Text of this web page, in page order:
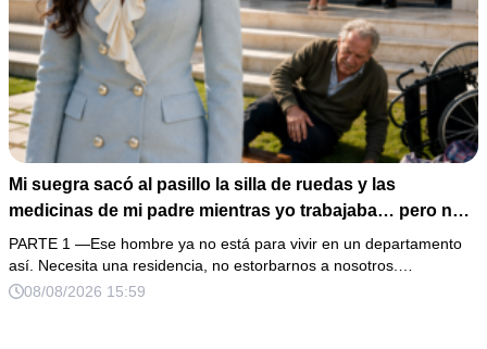
Mi suegra sacó al pasillo la silla de ruedas y las
medicinas de mi padre mientras yo trabajaba… pero no
sabía que él era dueño de la casa y que su hijo acabaría
perdiéndolo todo
PARTE 1 —Ese hombre ya no está para vivir en un departamento
así. Necesita una residencia, no estorbarnos a nosotros.…
08/08/2026 15:59